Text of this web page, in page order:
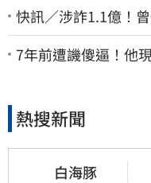
快訊／涉詐1.1億！
媽也離境 桃檢發通
7年前遭譏傻逼！他
熱搜新聞
白海豚